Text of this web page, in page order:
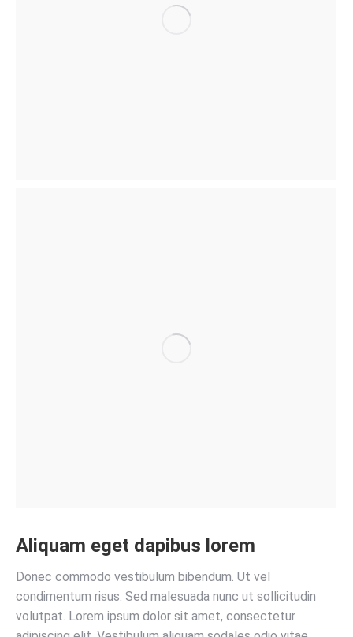
Aliquam eget dapibus lorem
Donec commodo vestibulum bibendum. Ut vel
condimentum risus. Sed malesuada nunc ut sollicitudin
volutpat. Lorem ipsum dolor sit amet, consectetur